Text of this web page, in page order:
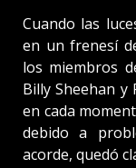
Cuando las
en un frenesí
los miembros
Billy Sheehan
en cada
debido a
acorde, quedó